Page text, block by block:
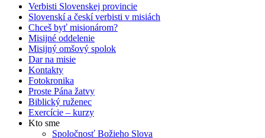
Verbisti Slovenskej provincie
Slovenskí a českí verbisti v misiách
Chceš byť misionárom?
Misijné oddelenie
Misijný omšový spolok
Dar na misie
Kontakty
Fotokronika
Proste Pána žatvy
Biblický ruženec
Exercície – kurzy
Kto sme
Spoločnosť Božieho Slova